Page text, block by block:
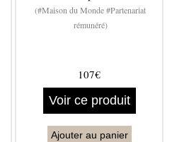
(#Maison du Monde #Partenariat
rémunéré)
107€
Voir ce produit
Ajouter au panier